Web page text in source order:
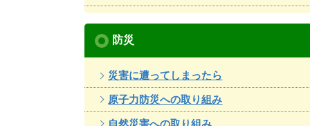
防災
災害に遭ってしまったら
原子力防災への取り組み
自然災害への取り組み